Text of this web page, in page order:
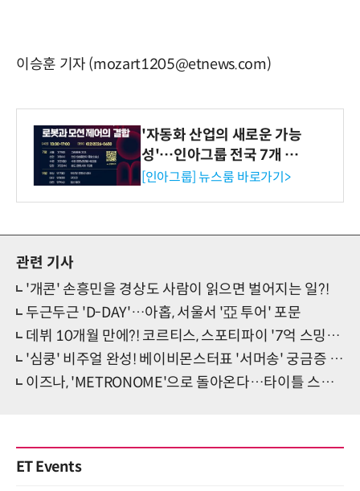
이승훈 기자 (mozart1205@etnews.com)
'자동화 산업의 새로운 가능
성'…인아그룹 전국 7개 도
시 세미나 페어 개최
[인아그룹] 뉴스룸 바로가기>
관련 기사
'개콘' 손흥민을 경상도 사람이 읽으면 벌어지는 일?!
두근두근 'D-DAY'…아홉, 서울서 '亞 투어' 포문
데뷔 10개월 만에?! 코르티스, 스포티파이 '7억 스밍' 돌파
'심쿵' 비주얼 완성! 베이비몬스터표 '서머송' 궁금증 MAX
이즈나, 'METRONOME'으로 돌아온다…타이틀 스포일러
ET Events